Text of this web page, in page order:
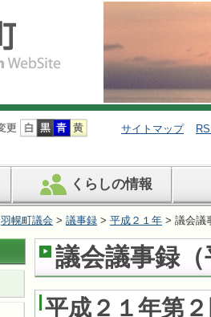
サイトマップ
くらしの情報
羽幌町議会 > 議事録 > 平成２１年 > 議会議
議会議事録
平成２１年第